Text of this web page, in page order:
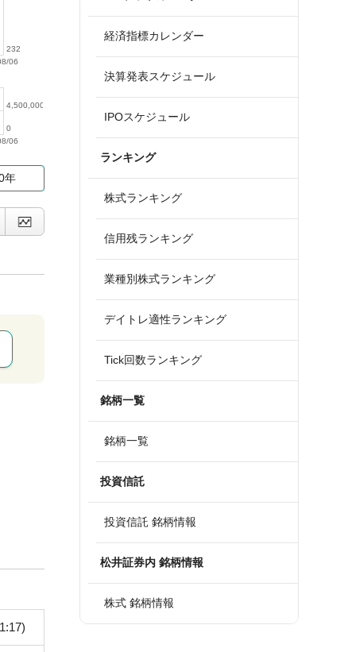
06
232
06
0
4,500,000
年
経済指標カレンダー
決算発表スケジュール
IPOスケジュール
ランキング
株式ランキング
信用残ランキング
業種別株式ランキング
デイトレ適性ランキング
Tick回数ランキング
銘柄一覧
銘柄一覧
投資信託
投資信託 銘柄情報
松井証券内 銘柄情報
株式 銘柄情報